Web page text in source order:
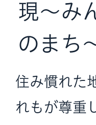
現〜み
のまち
住み慣れた
れもが尊重